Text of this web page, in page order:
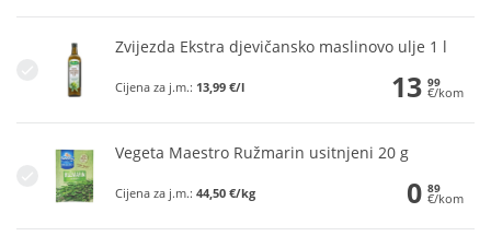
Zvijezda Ekstra djevičansko maslinovo ulje 1 l
Cijena za j.m.: 13,99 €/l 13 99
€/kom
Vegeta Maestro Ružmarin usitnjeni 20 g
Cijena za j.m.: 44,50 €/kg 0 89
€/kom